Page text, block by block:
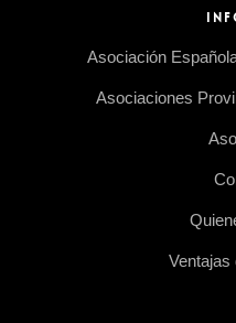
Asociación
Asociaciones
Ventajas